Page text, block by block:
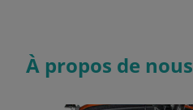
À propos de nous